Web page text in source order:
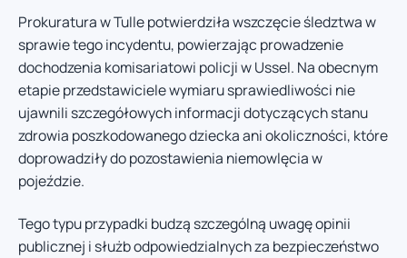
Prokuratura w Tulle potwierdziła wszczęcie śledztwa w
sprawie tego incydentu, powierzając prowadzenie
dochodzenia komisariatowi policji w Ussel. Na obecnym
etapie przedstawiciele wymiaru sprawiedliwości nie
ujawnili szczegółowych informacji dotyczących stanu
zdrowia poszkodowanego dziecka ani okoliczności, które
doprowadziły do pozostawienia niemowlęcia w
pojeździe.
Tego typu przypadki budzą szczególną uwagę opinii
publicznej i służb odpowiedzialnych za bezpieczeństwo